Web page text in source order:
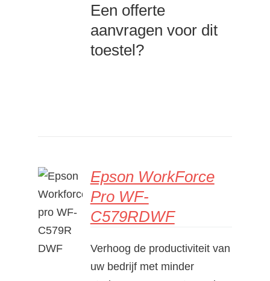
Een offerte
aanvragen voor dit
toestel?
DETAILS
Epson WorkForce
Pro WF-
C579RDWF
Verhoog de productiviteit van
uw bedrijf met minder